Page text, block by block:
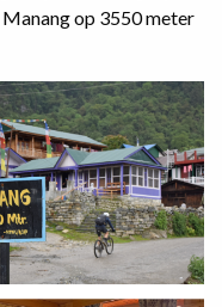
op 3550 meter